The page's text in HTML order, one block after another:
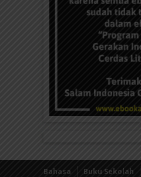
Bahasa Buku Sekolah